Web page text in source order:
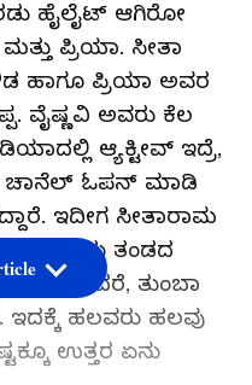
ಹೈಲೈಟ್​ ಆಗಿರೋ
ಪ್ರಿಯಾ. ಸೀತಾ
ಹಾಗೂ ಪ್ರಿಯಾ ಅವರ
ವೈಷ್ಣವಿ ಅವರು ಕೆಲ
ಆ್ಯಕ್ಟೀವ್​ ಇದ್ರೆ,
ಚಾನೆಲ್​ ಓಪನ್​ ಮಾಡಿ
ಇದೀಗ ಸೀತಾರಾಮ
ಅವರು ತಂಡದ
ಅದೇನೆಂದರೆ, ತುಂಬಾ
ಇದಕ್ಕೆ ಹಲವರು ಹಲವು
ಉತ್ತರ ಏನು